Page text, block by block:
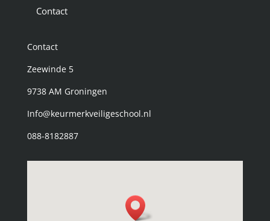
Contact
Contact
Zeewinde 5
9738 AM Groningen
Info@keurmerkveiligeschool.nl
088-8182887